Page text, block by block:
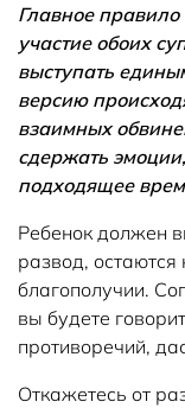
Главное
участие обоих
выступать
версию
взаимных
сдержать
подходящее
Ребенок должен
развод, остаются
благополучии.
вы будете
противоречий,
Откажетесь от